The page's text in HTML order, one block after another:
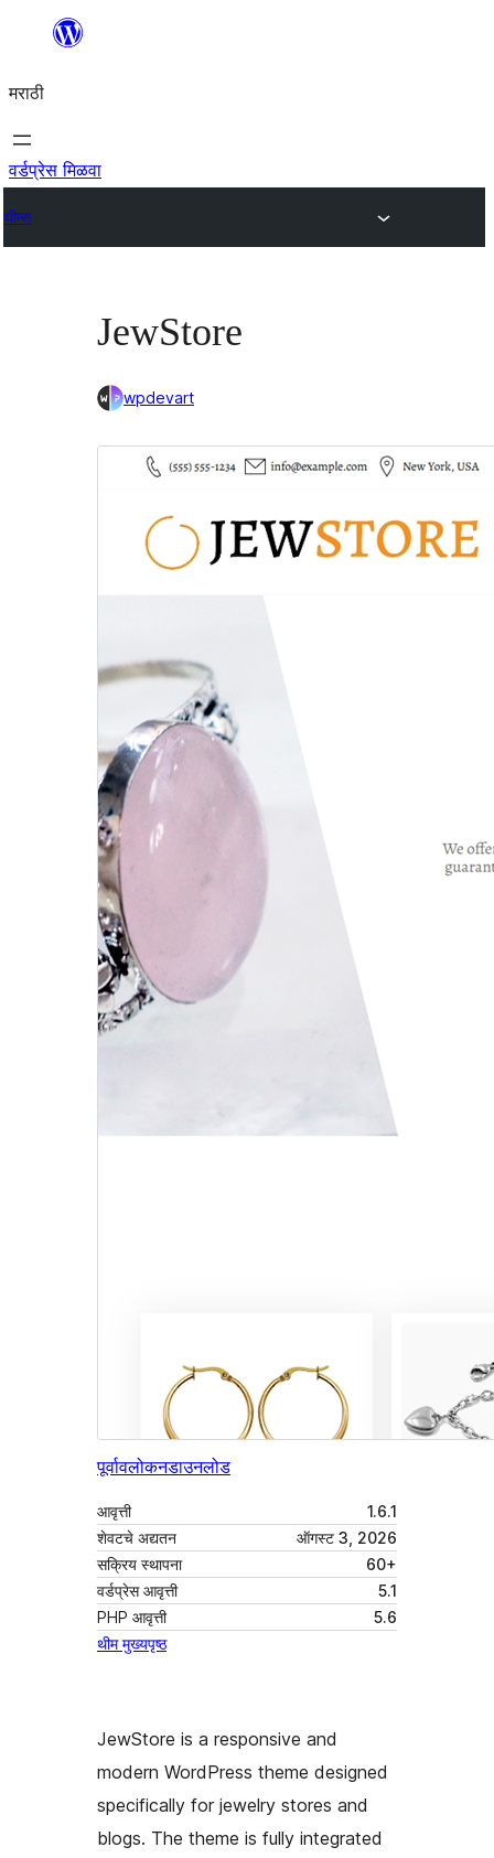
सामुग्रीवर
मराठी
वर्डप्रेस मिळवा
थीम्स
JewStore
wpdevart
पूर्वावलोकनडाउनलोड
आवृत्ती
1.6.1
शेवटचे अद्यतन
ऑगस्ट 3, 2026
सक्रिय स्थापना
60+
वर्डप्रेस आवृत्ती
5.1
PHP आवृत्ती
5.6
थीम मुख्यपृष्ठ
JewStore is a responsive and
modern WordPress theme designed
specifically for jewelry stores and
blogs. The theme is fully integrated